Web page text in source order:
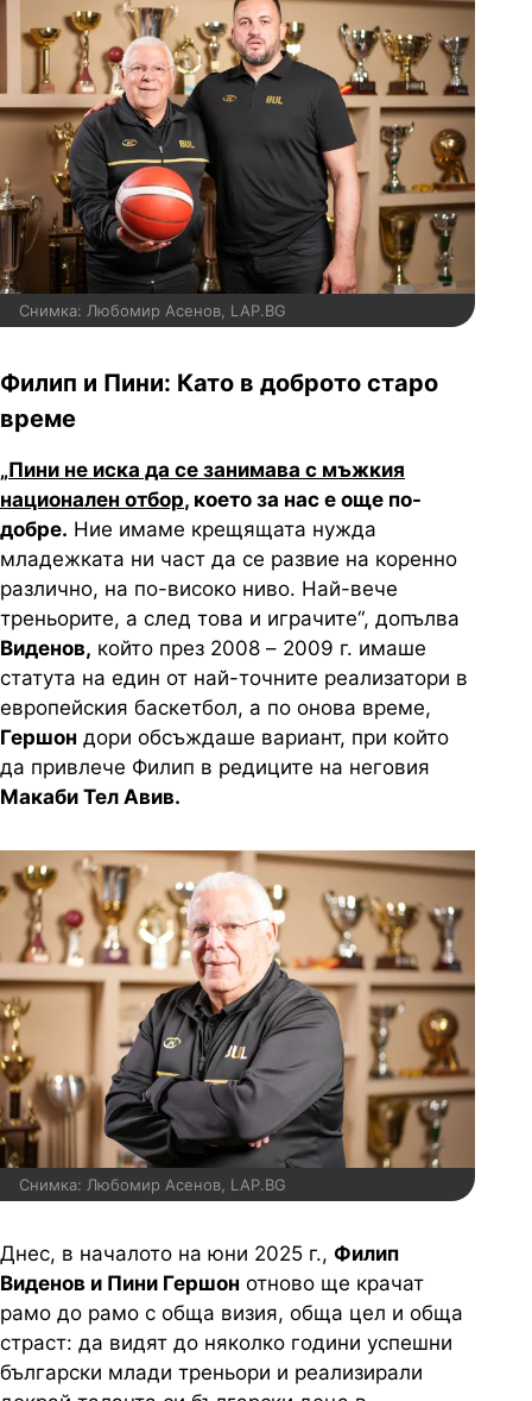
Снимка: Любомир Асенов, LAP.BG
Филип и Пини: Като в доброто старо
време
„Пини не иска да се занимава с мъжкия
национален отбор, което за нас е още по-
добре. Ние имаме крещящата нужда
младежката ни част да се развие на коренно
различно, на по-високо ниво. Най-вече
треньорите, а след това и играчите“, допълва
Виденов, който през 2008 – 2009 г. имаше
статута на един от най-точните реализатори в
европейския баскетбол, а по онова време,
Гершон дори обсъждаше вариант, при който
да привлече Филип в редиците на неговия
Макаби Тел Авив.
Снимка: Любомир Асенов, LAP.BG
Днес, в началото на юни 2025 г., Филип
Виденов и Пини Гершон отново ще крачат
рамо до рамо с обща визия, обща цел и обща
страст: да видят до няколко години успешни
български млади треньори и реализирали